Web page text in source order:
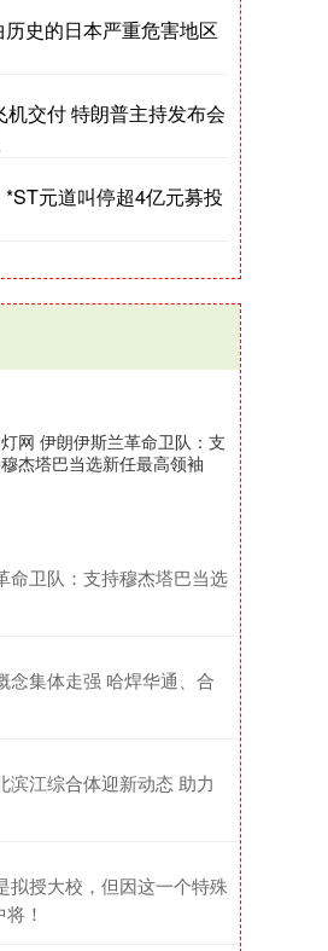
史的日本严重危害地区
机交付 特朗普主持发布会
元道叫停超4亿元募投
网 伊朗伊斯兰革命卫队：支
杰塔巴当选新任最高领袖
命卫队：支持穆杰塔巴当选
念集体走强 哈焊华通、合
滨江综合体迎新动态 助力
拟授大校，但因这一个特殊
！